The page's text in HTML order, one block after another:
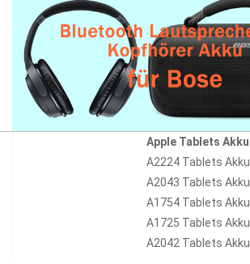
Apple Tablets Akku
A2224 Tablets Akku
A2043 Tablets Akku
A1754 Tablets Akku
A1725 Tablets Akku
A2042 Tablets Akku